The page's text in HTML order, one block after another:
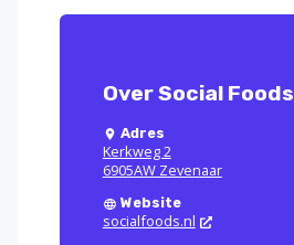
Over Social Foods
Adres
Kerkweg 2
6905AW Zevenaar
Website
socialfoods.nl